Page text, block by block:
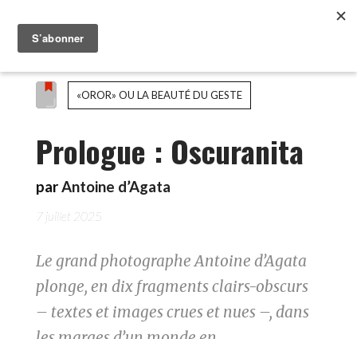
«OROR» OU LA BEAUTÉ DU GESTE
Prologue : Oscuranita
parAntoine d’Agata
7 juillet 2025
Le grand photographe Antoine d’Agata
plonge, en dix fragments clairs-obscurs
– textes et images crues et nues –, dans